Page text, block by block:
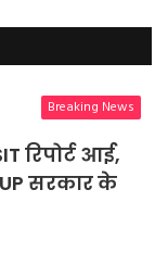
Breaking News
रिपोर्ट आई,
UP सरकार के